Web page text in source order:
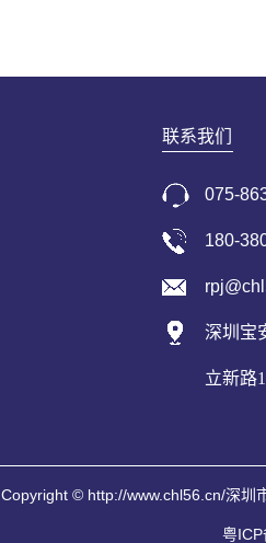
联系我们
075-
180-
深圳宝
立新路
Copyright © http://www.chl56.cn/深圳
粤